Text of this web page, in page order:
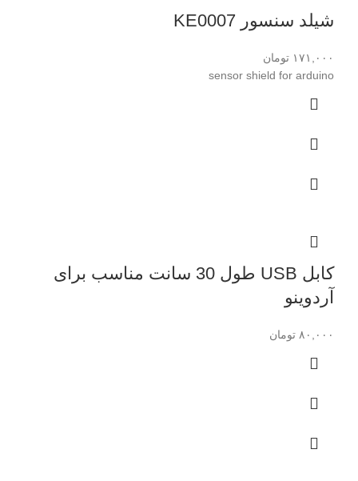
شیلد سنسور KE0007
۱۷۱,۰۰۰ تومان
sensor shield for arduino
کابل USB طول 30 سانت مناسب برای
آردوینو
۸۰,۰۰۰ تومان